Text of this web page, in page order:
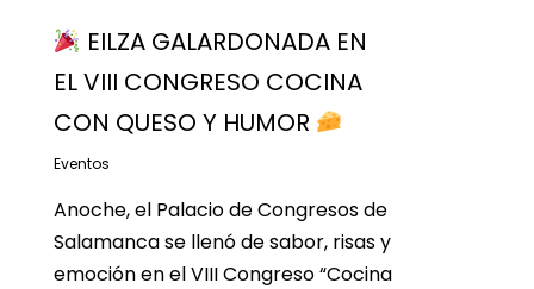
EILZA GALARDONADA EN
EL VIII CONGRESO COCINA
CON QUESO Y HUMOR
Eventos
Anoche, el Palacio de Congresos de
Salamanca se llenó de sabor, risas y
emoción en el VIII Congreso “Cocina